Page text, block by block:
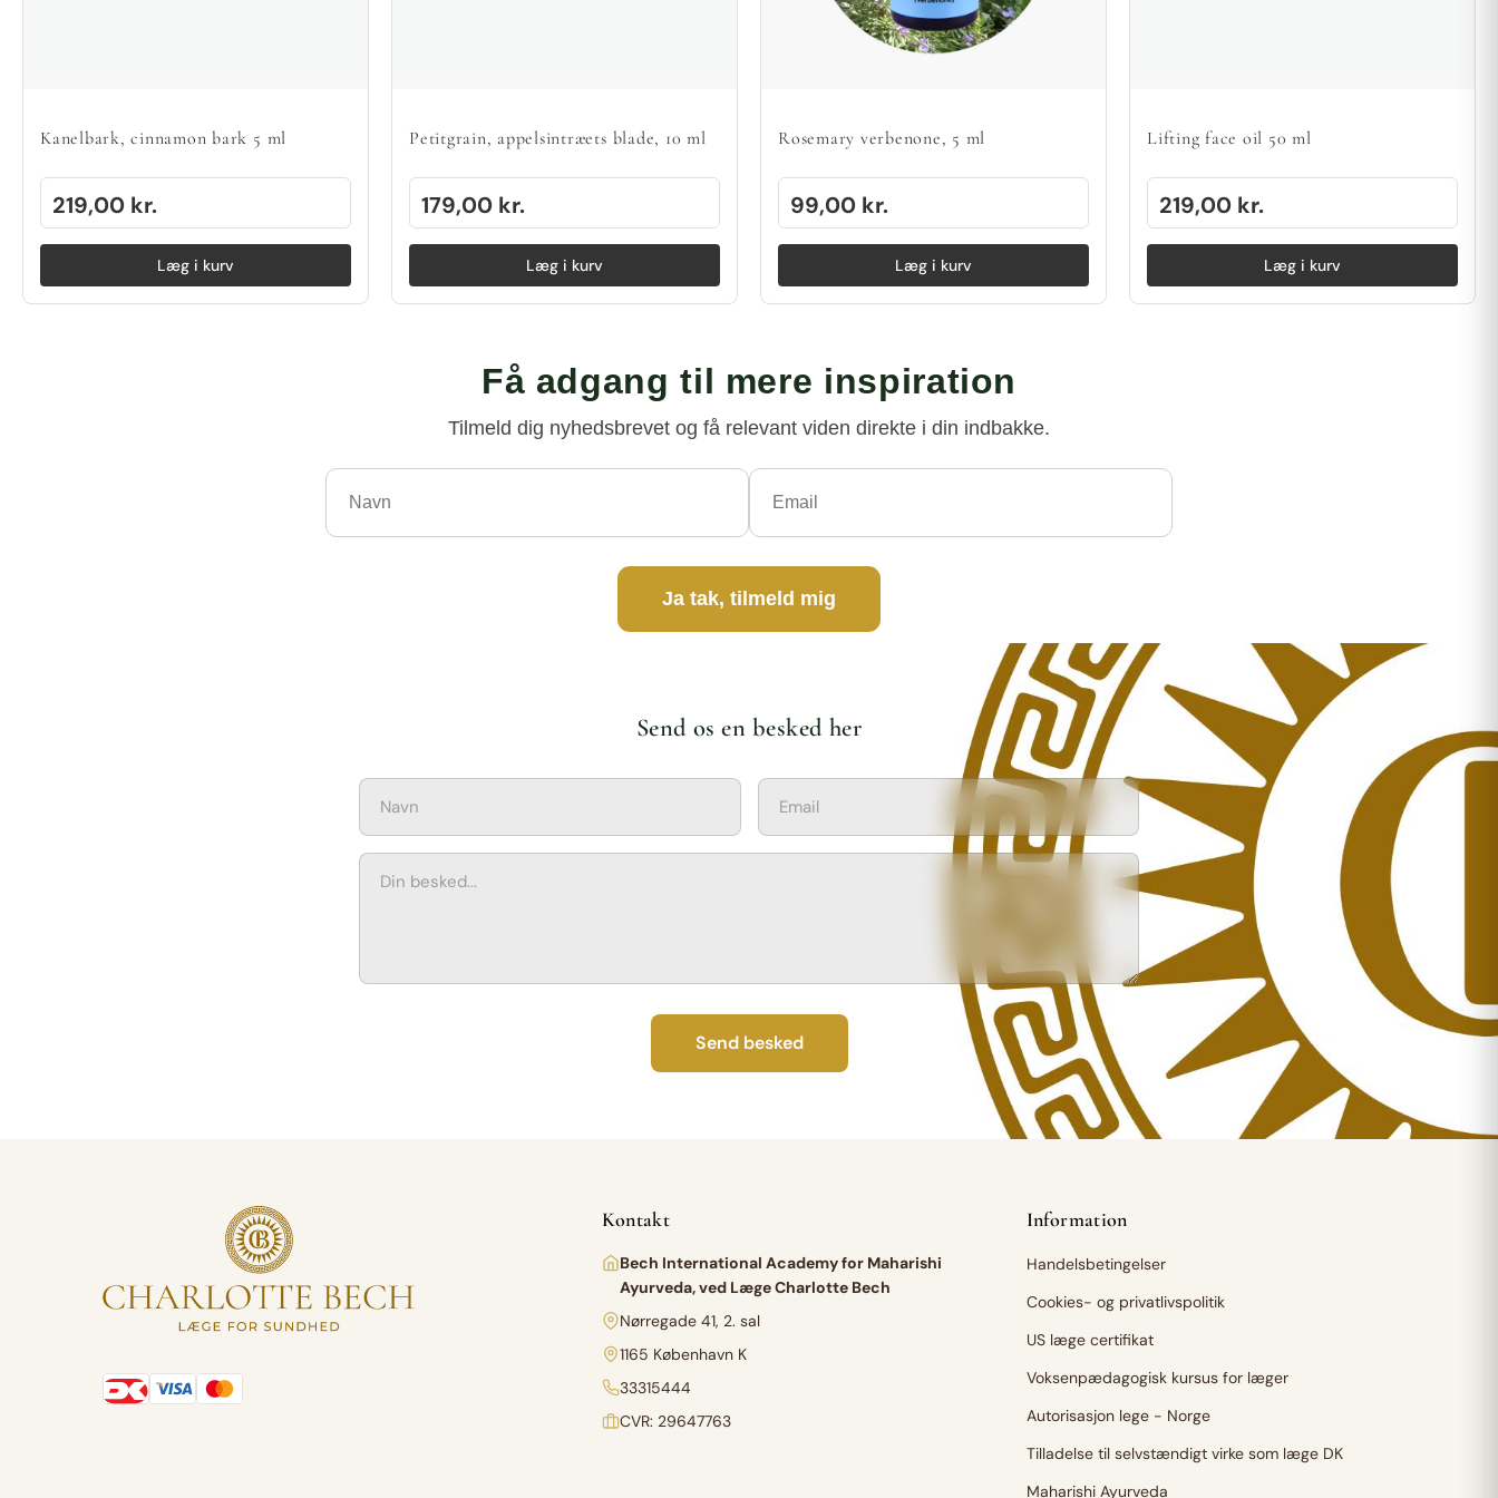
Kanelbark, cinnamon bark 5 ml
219,00 kr.
Læg i kurv
Petitgrain, appelsintræets blade, 10 ml
179,00 kr.
Læg i kurv
Rosemary verbenone, 5 ml
99,00 kr.
Læg i kurv
Lifting face oil 50 ml
219,00 kr.
Læg i kurv
Få adgang til mere inspiration
Tilmeld dig nyhedsbrevet og få relevant viden direkte i din indbakke.
Ja tak, tilmeld mig
Send os en besked her
Send besked
Kontakt
Bech International Academy for Maharishi
Ayurveda, ved Læge Charlotte Bech
Nørregade 41, 2. sal
1165 København K
33315444
CVR: 29647763
Information
Handelsbetingelser
Cookies- og privatlivspolitik
US læge certifikat
Voksenpædagogisk kursus for læger
Autorisasjon lege - Norge
Tilladelse til selvstændigt virke som læge DK
Maharishi Ayurveda